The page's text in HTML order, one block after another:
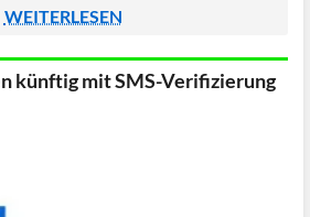
WEITERLESEN
künftig mit SMS-Verifizierung